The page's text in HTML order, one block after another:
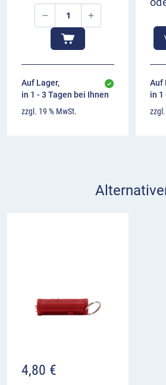
Auf Lager,
in 1 - 3 Tagen bei Ihnen
zzgl. 19 % MwSt.
Auf
in 1
4,80 €